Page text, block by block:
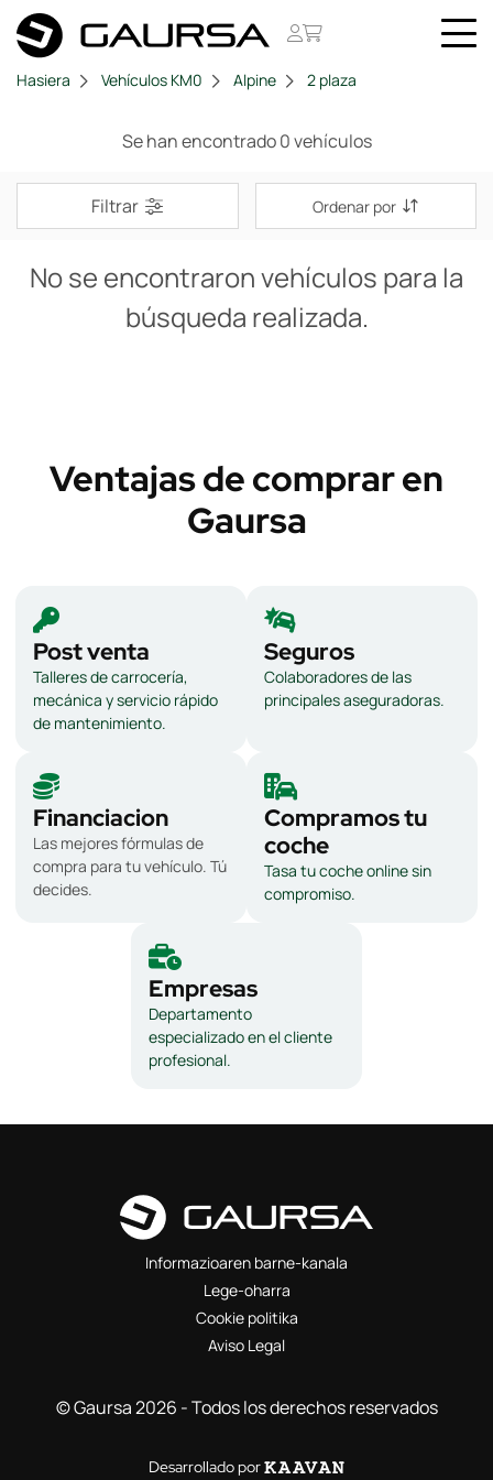
Hasiera Vehículos KM0 Alpine 2 plaza
Se han encontrado 0 vehículos
Filtrar Ordenar por
No se encontraron vehículos para la
búsqueda realizada.
Ventajas de comprar en
Gaursa
Post venta
Talleres de carrocería,
mecánica y servicio rápido
de mantenimiento.
Seguros
Colaboradores de las
principales aseguradoras.
Financiacion
Las mejores fórmulas de
compra para tu vehículo. Tú
decides.
Compramos tu
coche
Tasa tu coche online sin
compromiso.
Empresas
Departamento
especializado en el cliente
profesional.
Informazioaren barne-kanala
Lege-oharra
Cookie politika
Aviso Legal
© Gaursa 2026 - Todos los derechos reservados
Desarrollado por